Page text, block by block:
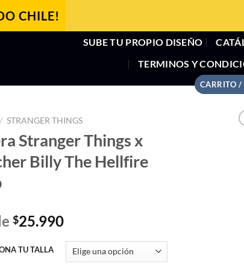
CHILE!
SUBE TU PROPIO DISEÑO
TERMINOS Y
CARRITO /
/ STRANGER THINGS
Stranger Things x
Billy The Hellfire
$25.990
TU TALLA